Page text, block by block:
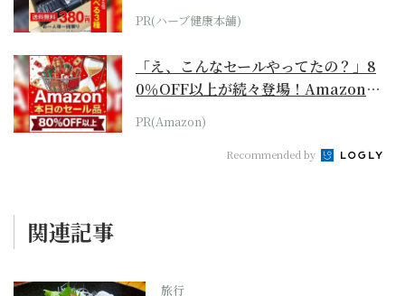
PR(ハーブ健康本舗)
「え、こんなセールやってたの？」8
0％OFF以上が続々登場！Amazonの
本気が...
PR(Amazon)
Recommended by
関連記事
旅行